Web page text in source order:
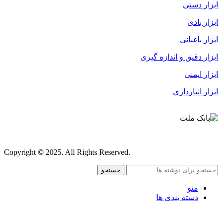
ابزار دستی
ابزار بادی
ابزار باغبانی
ابزار دقیق و اندازه گیری
ابزار ایمنی
ابزار انبارداری
Copyright© 2025. All Rights Reserved.
جستجو
منو
دسته بندی ها